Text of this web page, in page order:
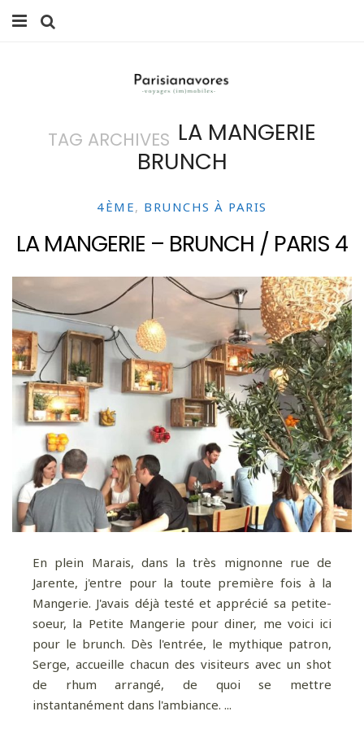
FAMILLE
VOYAGES
BALADES À PARIS
LIFESTYLE
CULTURE
0 ITEMS -
TAG ARCHIVES LA MANGERIE
BRUNCH
4ÈME, BRUNCHS À PARIS
LA MANGERIE – BRUNCH / PARIS 4
En plein Marais, dans la très mignonne rue de
Jarente, j'entre pour la toute première fois à la
Mangerie. J'avais déjà testé et apprécié sa petite-
soeur, la Petite Mangerie pour diner, me voici ici
pour le brunch. Dès l'entrée, le mythique patron,
Serge, accueille chacun des visiteurs avec un shot
de rhum arrangé, de quoi se mettre
instantanément dans l'ambiance. ...